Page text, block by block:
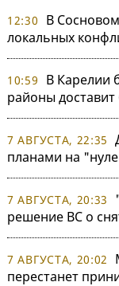
12:30
В
локальных
10:59
В Карелии
районы
7 АВГУСТА, 22:35
планами на
7 АВГУСТА, 20:33
решение ВС о
7 АВГУСТА, 20:02
перестанет